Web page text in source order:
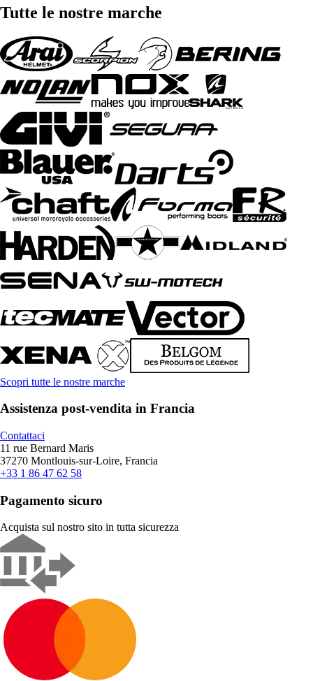
Tutte le nostre marche
Scopri tutte le nostre marche
Assistenza post-vendita in Francia
Contattaci
11 rue Bernard Maris
37270 Montlouis-sur-Loire, Francia
+33 1 86 47 62 58
Pagamento sicuro
Acquista sul nostro sito in tutta sicurezza